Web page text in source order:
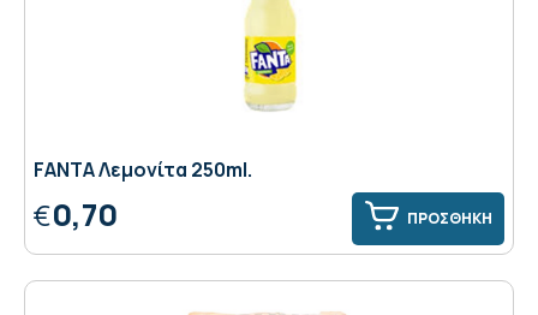
FANTA Λεμονίτα 250ml.
€0,70 ΠΡΟΣΘΗΚΗ